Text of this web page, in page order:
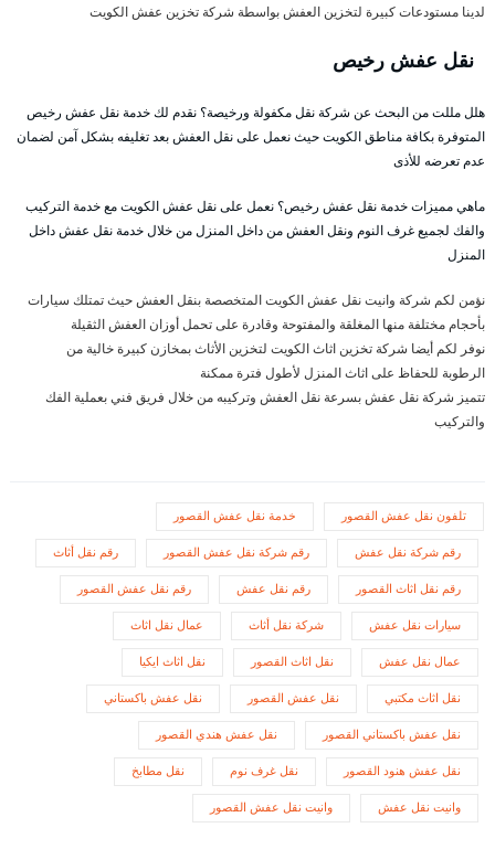
لدينا مستودعات كبيرة لتخزين العفش بواسطة شركة تخزين عفش الكويت
نقل عفش رخيص
هلل مللت من البحث عن شركة نقل مكفولة ورخيصة؟ نقدم لك خدمة نقل عفش رخيص
المتوفرة بكافة مناطق الكويت حيث نعمل على نقل العفش بعد تغليفه بشكل آمن لضمان
عدم تعرضه للأذى
ماهي مميزات خدمة نقل عفش رخيص؟ نعمل على نقل عفش الكويت مع خدمة التركيب
والفك لجميع غرف النوم ونقل العفش من داخل المنزل من خلال خدمة نقل عفش داخل
المنزل
نؤمن لكم شركة وانيت نقل عفش الكويت المتخصصة بنقل العفش حيث تمتلك سيارات
بأحجام مختلفة منها المغلقة والمفتوحة وقادرة على تحمل أوزان العفش الثقيلة
نوفر لكم أيضا شركة تخزين اثاث الكويت لتخزين الأثاث بمخازن كبيرة خالية من
الرطوبة للحفاظ على اثاث المنزل لأطول فترة ممكنة
تتميز شركة نقل عفش بسرعة نقل العفش وتركيبه من خلال فريق فني بعملية الفك
والتركيب
تلفون نقل عفش القصور خدمة نقل عفش القصور
رقم شركة نقل عفش رقم شركة نقل عفش القصور رقم نقل أثاث
رقم نقل اثاث القصور رقم نقل عفش رقم نقل عفش القصور
سيارات نقل عفش شركة نقل أثاث عمال نقل اثاث
عمال نقل عفش نقل اثاث القصور نقل اثاث ايكيا
نقل اثاث مكتبي نقل عفش القصور نقل عفش باكستاني
نقل عفش باكستاني القصور نقل عفش هندي القصور
نقل عفش هنود القصور نقل غرف نوم نقل مطابخ
وانيت نقل عفش وانيت نقل عفش القصور